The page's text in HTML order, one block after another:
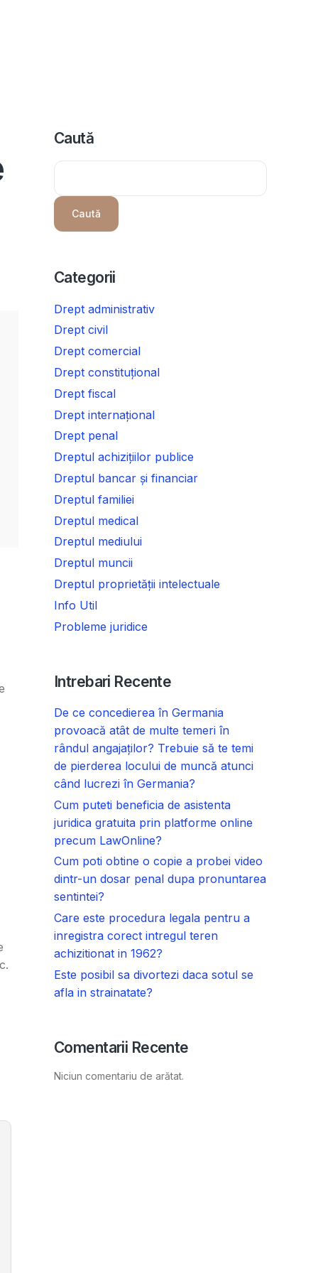
Caută
Caută
Categorii
Drept administrativ
Drept civil
Drept comercial
Drept constituțional
Drept fiscal
Drept internațional
Drept penal
Dreptul achizițiilor publice
Dreptul bancar și financiar
Dreptul familiei
Dreptul medical
Dreptul mediului
Dreptul muncii
Dreptul proprietății intelectuale
Info Util
Probleme juridice
Intrebari Recente
De ce concedierea în Germania
provoacă atât de multe temeri în
rândul angajaților? Trebuie să te temi
de pierderea locului de muncă atunci
când lucrezi în Germania?
Cum puteti beneficia de asistenta
juridica gratuita prin platforme online
precum LawOnline?
Cum poti obtine o copie a probei video
dintr-un dosar penal dupa pronuntarea
sentintei?
Care este procedura legala pentru a
inregistra corect intregul teren
achizitionat in 1962?
Este posibil sa divortezi daca sotul se
afla in strainatate?
Comentarii Recente
Niciun comentariu de arătat.